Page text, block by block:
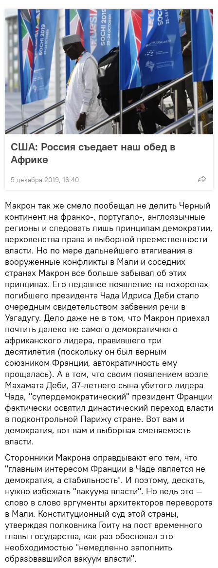
США: Россия съедает наш обед в
Африке
5 декабря 2019, 16:40
Макрон так же смело пообещал не делить Черный
континент на франко-, португало-, англоязычные
регионы и следовать лишь принципам демократии,
верховенства права и выборной преемственности
власти. Но по мере дальнейшего втягивания в
вооруженные конфликты в Мали и соседних
странах Макрон все больше забывал об этих
принципах. Его недавнее появление на похоронах
погибшего президента Чада Идриса Деби стало
очередным свидетельством забвения речи в
Уагадугу. Дело даже не в том, что Макрон приехал
почтить далеко не самого демократичного
африканского лидера, правившего три
десятилетия (поскольку он был верным
союзником Франции, автократичность ему
прощалась). А в том, что своим появлением возле
Махамата Деби, 37-летнего сына убитого лидера
Чада, "супердемократический" президент Франции
фактически освятил династический переход власти
в подконтрольной Парижу стране. Вот вам и
демократия, вот вам и выборная сменяемость
власти.
Сторонники Макрона оправдывают его тем, что
"главным интересом Франции в Чаде является не
демократия, а стабильность". И поэтому, дескать,
нужно избежать "вакуума власти". Но ведь это —
слово в слово аргументы архитекторов переворота
в Мали. Конституционный суд этой страны,
утверждая полковника Гоиту на пост временного
главы государства, как раз обосновал это
необходимостью "немедленно заполнить
образовавшийся вакуум власти".